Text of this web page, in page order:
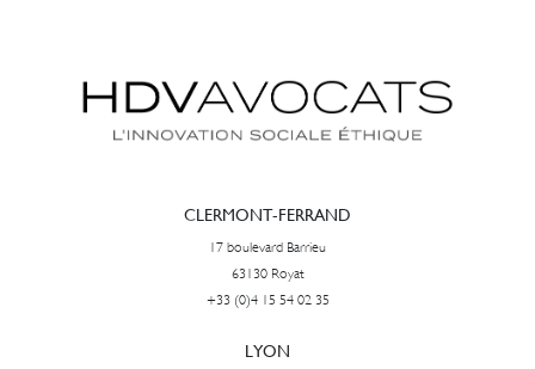
CLERMONT-FERRAND
17 boulevard Barrieu
63130 Royat
+33 (0)4 15 54 02 35
LYON